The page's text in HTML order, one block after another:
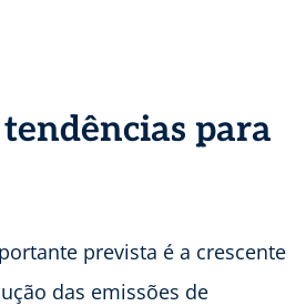
para
prevista é a crescente
das emissões de